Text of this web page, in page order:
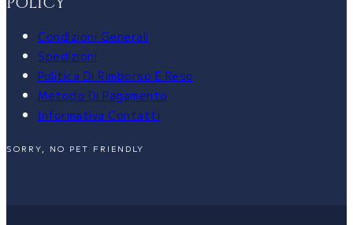
Condizioni Generali
Spedizioni
Politica Di Rimborso E Reso
Metodo Di Pagamento
Informativa Contatti
SORRY, NO PET FRIENDLY